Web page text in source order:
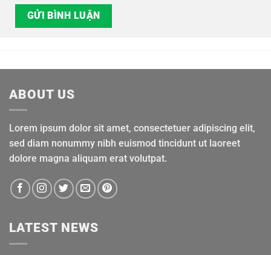
ABOUT US
Lorem ipsum dolor sit amet, consectetuer adipiscing elit,
sed diam nonummy nibh euismod tincidunt ut laoreet
dolore magna aliquam erat volutpat.
LATEST NEWS